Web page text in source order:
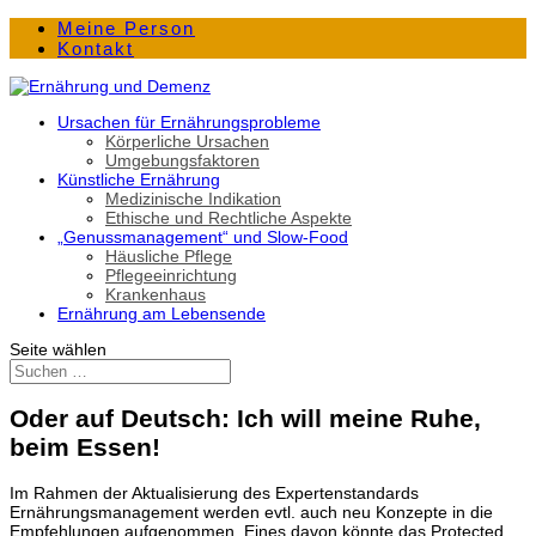
Meine Person
Kontakt
Ursachen für Ernährungsprobleme
Körperliche Ursachen
Umgebungsfaktoren
Künstliche Ernährung
Medizinische Indikation
Ethische und Rechtliche Aspekte
„Genussmanagement“ und Slow-Food
Häusliche Pflege
Pflegeeinrichtung
Krankenhaus
Ernährung am Lebensende
Seite wählen
Oder auf Deutsch: Ich will meine Ruhe,
beim Essen!
Im Rahmen der Aktualisierung des Expertenstandards
Ernährungsmanagement werden evtl. auch neu Konzepte in die
Empfehlungen aufgenommen. Eines davon könnte das Protected